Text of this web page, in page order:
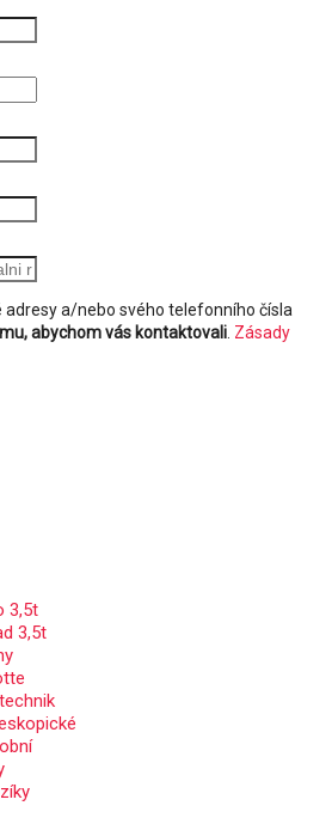
adresy a/nebo svého telefonního čísla
abychom vás kontaktovali. Zásady
3,5t
3,5t